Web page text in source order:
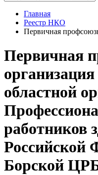
Главная
Реестр НКО
Первичная
Первичная
областной
работников
Российской
Борской